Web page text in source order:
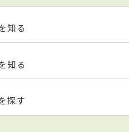
知る
知る
探す